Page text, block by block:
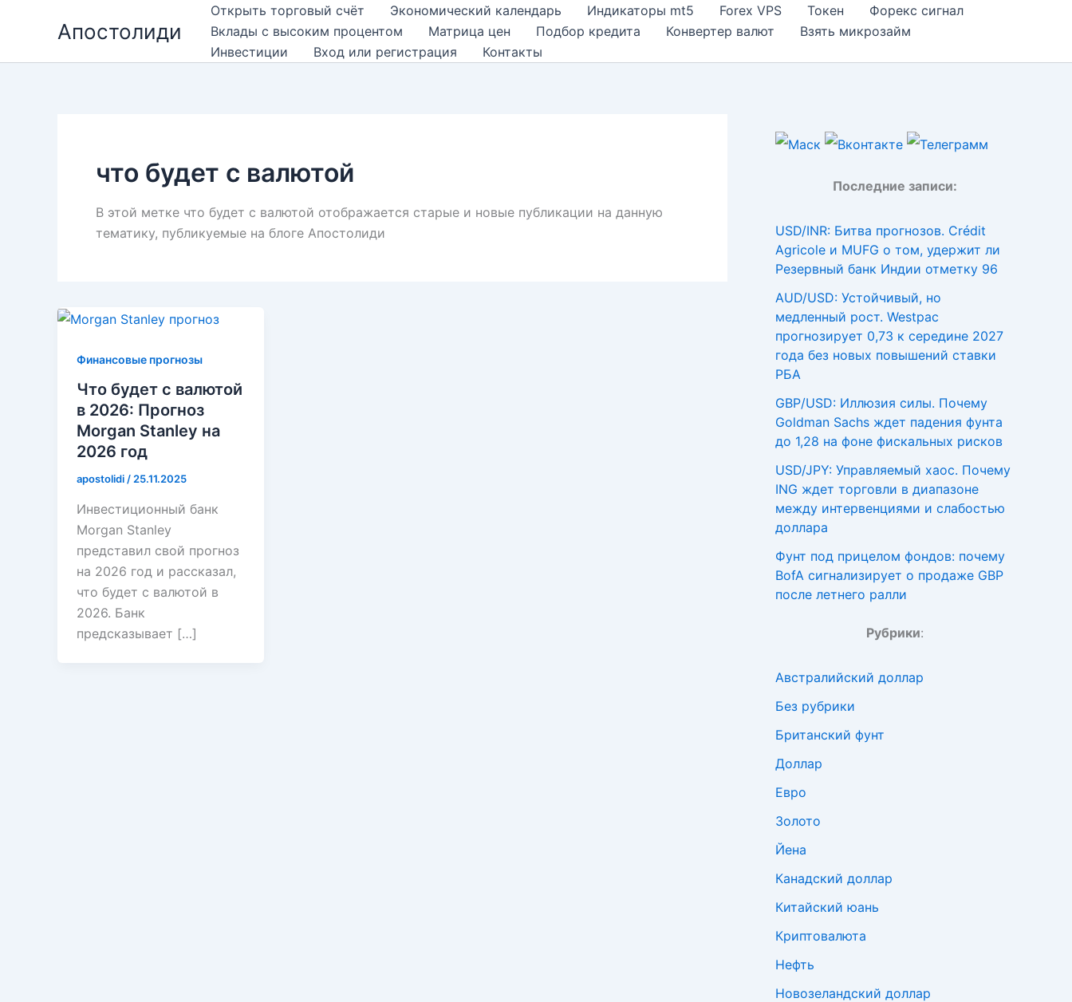
Апостолиди
Открыть торговый счёт Экономический календарь Индикаторы mt5 Forex VPS Токен
Форекс сигнал
Вклады с высоким процентом
Матрица цен Подбор кредита Конвертер валют
Взять микрозайм
Инвестиции
Вход или регистрация Контакты
что будет с валютой
В этой метке что будет с валютой отображается старые и новые публикации на данную
тематику, публикуемые на блоге Апостолиди
Финансовые прогнозы
Что будет с валютой
в 2026: Прогноз
Morgan Stanley на
2026 год
apostolidi/25.11.2025
Инвестиционный банк
Morgan Stanley
представил свой прогноз
на 2026 год и рассказал,
что будет с валютой в
2026. Банк
предсказывает […]
Последние записи:
USD/INR: Битва прогнозов. Crédit
Agricole и MUFG о том, удержит ли
Резервный банк Индии отметку 96
AUD/USD: Устойчивый, но
медленный рост. Westpac
прогнозирует 0,73 к середине 2027
года без новых повышений ставки
РБА
GBP/USD: Иллюзия силы. Почему
Goldman Sachs ждет падения фунта
до 1,28 на фоне фискальных рисков
USD/JPY: Управляемый хаос. Почему
ING ждет торговли в диапазоне
между интервенциями и слабостью
доллара
Фунт под прицелом фондов: почему
BofA сигнализирует о продаже GBP
после летнего ралли
Рубрики:
Австралийский доллар
Без рубрики
Британский фунт
Доллар
Евро
Золото
Йена
Канадский доллар
Китайский юань
Криптовалюта
Нефть
Новозеландский доллар